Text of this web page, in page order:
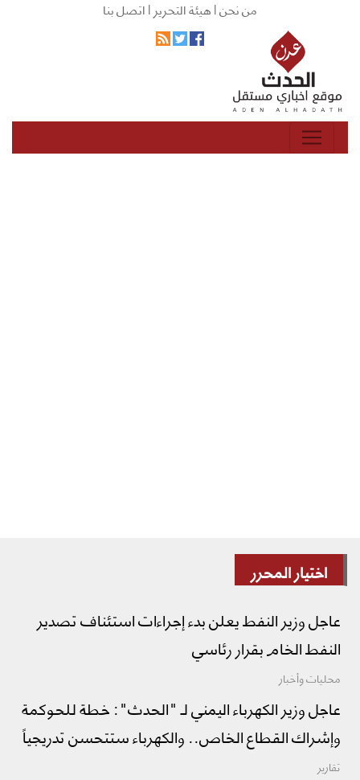
من نحن |هيئة التحرير |اتصل بنا
اختيار المحرر
عاجل وزير النفط يعلن بدء إجراءات استئناف تصدير
النفط الخام بقرار رئاسي
محليات وأخبار
عاجل وزير الكهرباء اليمني لـ "الحدث": خطة للحوكمة
وإشراك القطاع الخاص.. والكهرباء ستتحسن تدريجياً
تقارير